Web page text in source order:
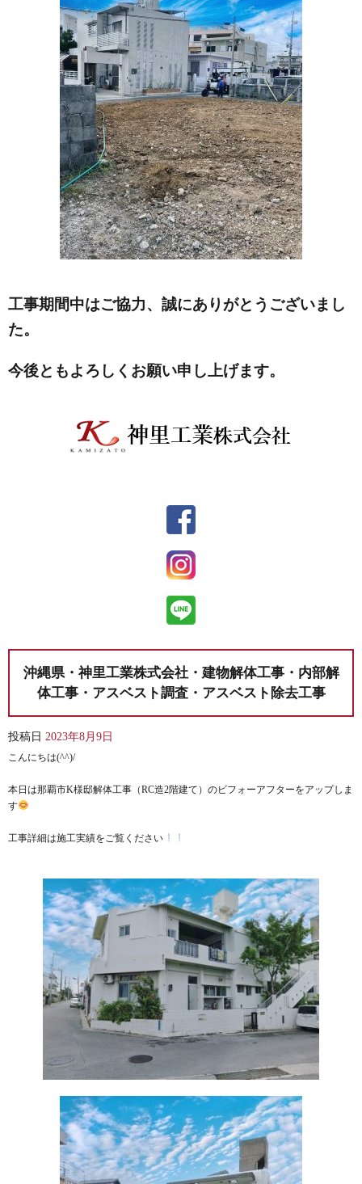
工事期間中はご協力、誠にありがとうございまし
た。
今後ともよろしくお願い申し上げます。
沖縄県・神里工業株式会社・建物解体工事・内部解
体工事・アスベスト調査・アスベスト除去工事
投稿日 2023年8月9日
こんにちは(^^)/
本日は那覇市K様邸解体工事（RC造2階建て）のビフォーアフターをアップしま
す
工事詳細は施工実績をご覧ください